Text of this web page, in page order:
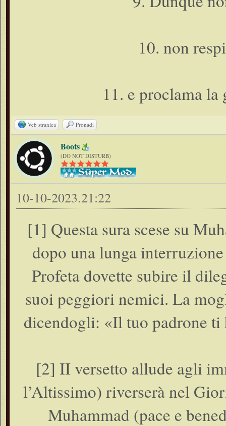
10. non
11. e proclama
Veb stranica Pronađi
Boots
(DO NOT DISTURB)
10-10-2023.21:22
[1] Questa sura scese su
dopo una lunga
Profeta dovette subire il
suoi peggiori nemici. La
dicendogli: «Il tuo padrone
[2] II versetto allude agli
l’Altissimo) riverserà nel
Muhammad (pace e